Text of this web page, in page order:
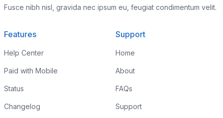
Fusce nibh nisl, gravida nec ipsum eu, feugiat condimentum velit.
Features
Help Center
Paid with Mobile
Status
Changelog
Support
Home
About
FAQs
Support